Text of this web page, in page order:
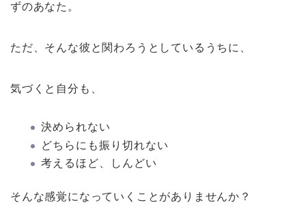
ずのあなた。
ただ、そんな彼と関わろうとしているうちに、
気づくと自分も、
決められない
どちらにも振り切れない
考えるほど、しんどい
そんな感覚になっていくことがありませんか？